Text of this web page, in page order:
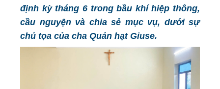
định kỳ tháng 6 trong bầu khí hiệp thông,
cầu nguyện và chia sẻ mục vụ, dưới sự
chủ tọa của cha Quản hạt Giuse.